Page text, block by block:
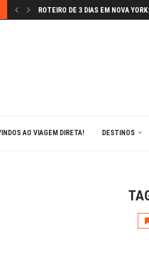
ROTEIRO DE 3 DIAS EM NOVA
AO VIAGEM DIRETA! DESTINOS